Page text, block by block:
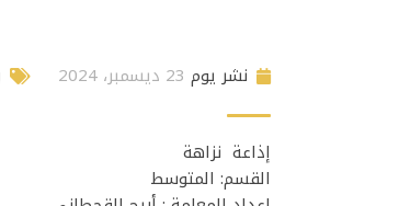
نشر يوم 23 ديسمبر، 2024
إذاعة نزاهة
القسم: المتوسط